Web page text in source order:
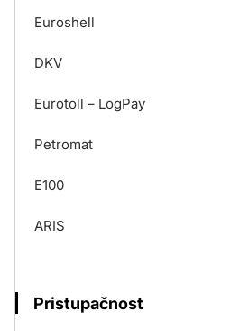
Euroshell
DKV
Eurotoll – LogPay
Petromat
E100
ARIS
Pristupačnost